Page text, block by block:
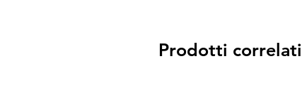
Prodotti correlati